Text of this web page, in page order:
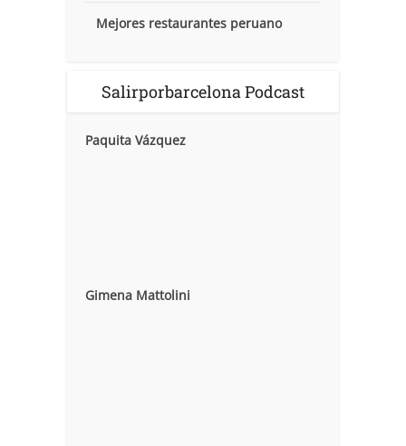
Mejores restaurantes peruano
Salirporbarcelona Podcast
Paquita Vázquez
Gimena Mattolini